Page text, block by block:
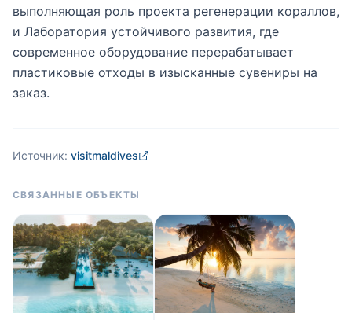
выполняющая роль проекта регенерации кораллов,
и Лаборатория устойчивого развития, где
современное оборудование перерабатывает
пластиковые отходы в изысканные сувениры на
заказ.
Источник: visitmaldives
СВЯЗАННЫЕ ОБЪЕКТЫ